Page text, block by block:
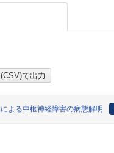
よる中枢神経障害の病態解明